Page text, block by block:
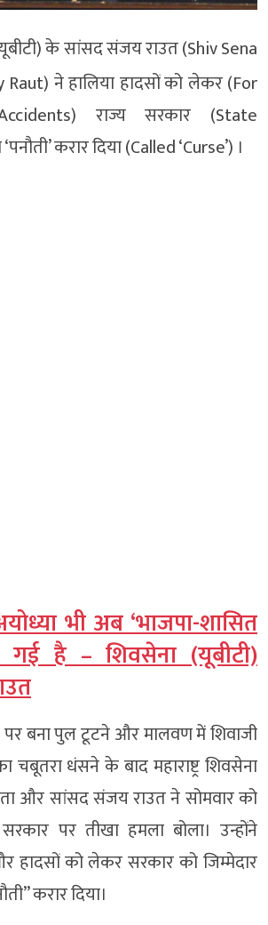
के सांसद संजय राउत (Shiv Sena
Raut) ने हालिया हादसों को लेकर (For
राज्य सरकार (State
करार दिया (Called ‘Curse’) ।
भी अब ‘भाजपा-शासित
गई है – शिवसेना (यूबीटी)
पर बना पुल टूटने और मालवण में शिवाजी
चबूतरा धंसने के बाद महाराष्ट्र शिवसेना
और सांसद संजय राउत ने सोमवार को
सरकार पर तीखा हमला बोला। उन्होंने
हादसों को लेकर सरकार को जिम्मेदार
करार दिया।